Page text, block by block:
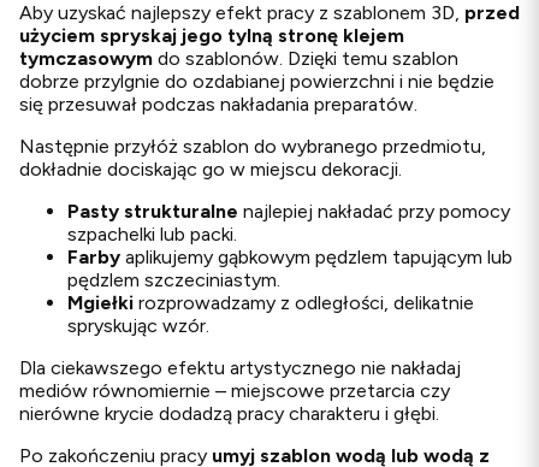
Aby uzyskać najlepszy efekt pracy z szablonem 3D, przed
użyciem spryskaj jego tylną stronę klejem
tymczasowym do szablonów. Dzięki temu szablon
dobrze przylgnie do ozdabianej powierzchni i nie będzie
się przesuwał podczas nakładania preparatów.
Następnie przyłóż szablon do wybranego przedmiotu,
dokładnie dociskając go w miejscu dekoracji.
Pasty strukturalne najlepiej nakładać przy pomocy
szpachelki lub packi.
Farby aplikujemy gąbkowym pędzlem tapującym lub
pędzlem szczeciniastym.
Mgiełki rozprowadzamy z odległości, delikatnie
spryskując wzór.
Dla ciekawszego efektu artystycznego nie nakładaj
mediów równomiernie – miejscowe przetarcia czy
nierówne krycie dodadzą pracy charakteru i głębi.
Po zakończeniu pracy umyj szablon wodą lub wodą z